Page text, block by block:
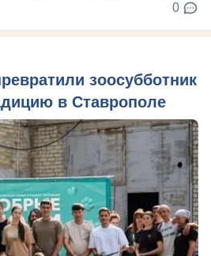
0
зоосубботник
в Ставрополе